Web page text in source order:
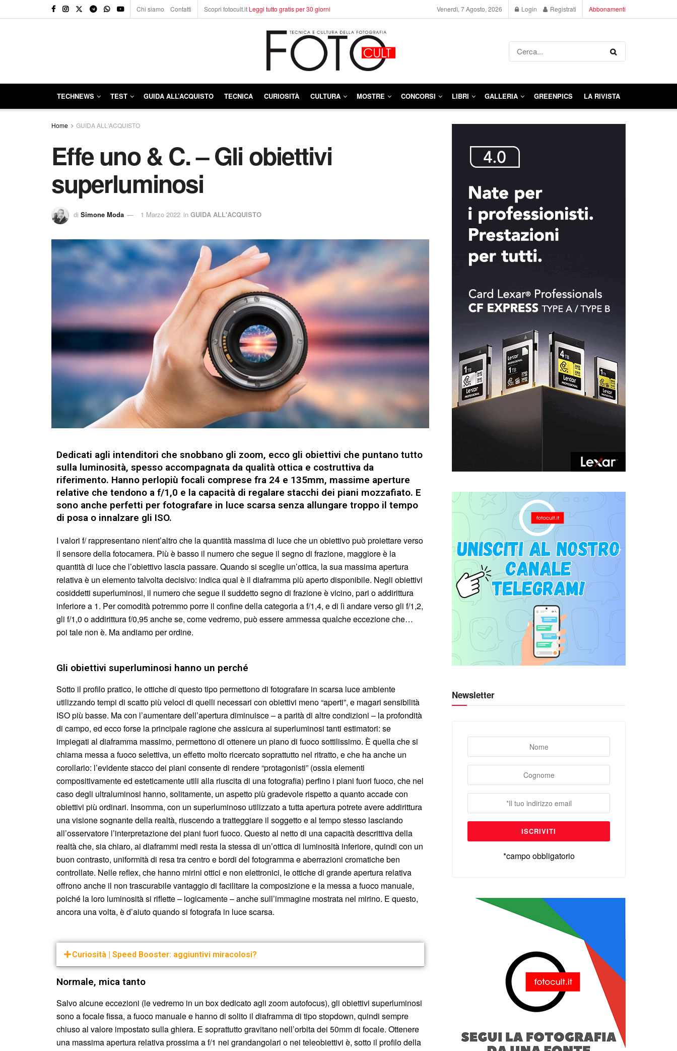
Chi siamo Contatti Scopri fotocult.it Leggi tutto gratis per 30 giorni Venerdì, 7 Agosto, 2026 Login Registrati Abbonamenti
TECHNEWS TEST GUIDA ALL’ACQUISTO TECNICA CURIOSITÀ CULTURA MOSTRE CONCORSI LIBRI GALLERIA GREENPICS LA RIVISTA
Home GUIDA ALL'ACQUISTO
Effe uno & C. – Gli obiettivi
superluminosi
di Simone Moda 1 Marzo 2022 in GUIDA ALL'ACQUISTO
Dedicati agli intenditori che snobbano gli zoom, ecco gli obiettivi che puntano tutto
sulla luminosità, spesso accompagnata da qualità ottica e costruttiva da
riferimento. Hanno perlopiù focali comprese fra 24 e 135mm, massime aperture
relative che tendono a f/1,0 e la capacità di regalare stacchi dei piani mozzafiato. E
sono anche perfetti per fotografare in luce scarsa senza allungare troppo il tempo
di posa o innalzare gli ISO.
I valori f/ rappresentano nient’altro che la quantità massima di luce che un obiettivo può proiettare verso
il sensore della fotocamera. Più è basso il numero che segue il segno di frazione, maggiore è la
quantità di luce che l’obiettivo lascia passare. Quando si sceglie un’ottica, la sua massima apertura
relativa è un elemento talvolta decisivo: indica qual è il diaframma più aperto disponibile. Negli obiettivi
cosiddetti superluminosi, il numero che segue il suddetto segno di frazione è vicino, pari o addirittura
inferiore a 1. Per comodità potremmo porre il confine della categoria a f/1,4, e di lì andare verso gli f/1,2,
gli f/1,0 o addirittura f/0,95 anche se, come vedremo, può essere ammessa qualche eccezione che…
poi tale non è. Ma andiamo per ordine.
Gli obiettivi superluminosi hanno un perché
Sotto il profilo pratico, le ottiche di questo tipo permettono di fotografare in scarsa luce ambiente
utilizzando tempi di scatto più veloci di quelli necessari con obiettivi meno “aperti”, e magari sensibilità
ISO più basse. Ma con l’aumentare dell’apertura diminuisce – a parità di altre condizioni – la profondità
di campo, ed ecco forse la principale ragione che assicura ai superluminosi tanti estimatori: se
impiegati al diaframma massimo, permettono di ottenere un piano di fuoco sottilissimo. È quella che si
chiama messa a fuoco selettiva, un effetto molto ricercato soprattutto nel ritratto, e che ha anche un
corollario: l’evidente stacco dei piani consente di rendere “protagonisti” (ossia elementi
compositivamente ed esteticamente utili alla riuscita di una fotografia) perfino i piani fuori fuoco, che nel
caso degli ultraluminosi hanno, solitamente, un aspetto più gradevole rispetto a quanto accade con
obiettivi più ordinari. Insomma, con un superluminoso utilizzato a tutta apertura potrete avere addirittura
una visione sognante della realtà, riuscendo a tratteggiare il soggetto e al tempo stesso lasciando
all’osservatore l’interpretazione dei piani fuori fuoco. Questo al netto di una capacità descrittiva della
realtà che, sia chiaro, ai diaframmi medi resta la stessa di un’ottica di luminosità inferiore, quindi con un
buon contrasto, uniformità di resa tra centro e bordi del fotogramma e aberrazioni cromatiche ben
controllate. Nelle reflex, che hanno mirini ottici e non elettronici, le ottiche di grande apertura relativa
offrono anche il non trascurabile vantaggio di facilitare la composizione e la messa a fuoco manuale,
poiché la loro luminosità si riflette – logicamente – anche sull’immagine mostrata nel mirino. E questo,
ancora una volta, è d’aiuto quando si fotografa in luce scarsa.
Curiosità | Speed Booster: aggiuntivi miracolosi?
Normale, mica tanto
Salvo alcune eccezioni (le vedremo in un box dedicato agli zoom autofocus), gli obiettivi superluminosi
sono a focale fissa, a fuoco manuale e hanno di solito il diaframma di tipo stopdown, quindi sempre
chiuso al valore impostato sulla ghiera. E soprattutto gravitano nell’orbita dei 50mm di focale. Ottenere
una massima apertura relativa prossima a f/1 nei grandangolari o nei teleobiettivi è, sotto il profilo della
Newsletter
*campo obbligatorio